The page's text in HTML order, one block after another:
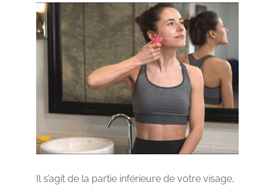
Il s’agit de la partie inférieure de votre visage,